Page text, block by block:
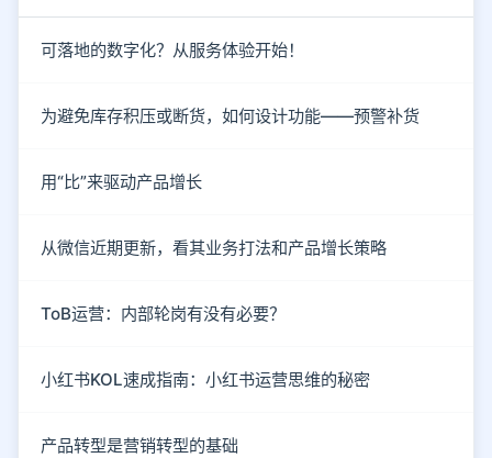
可落地的数字化？从服务体验开始！
为避免库存积压或断货，如何设计功能——预警补货
用“比”来驱动产品增长
从微信近期更新，看其业务打法和产品增长策略
ToB运营：内部轮岗有没有必要？
小红书KOL速成指南：小红书运营思维的秘密
产品转型是营销转型的基础